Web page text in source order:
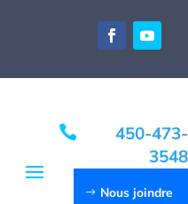

450-473-
3548
Nous joindre